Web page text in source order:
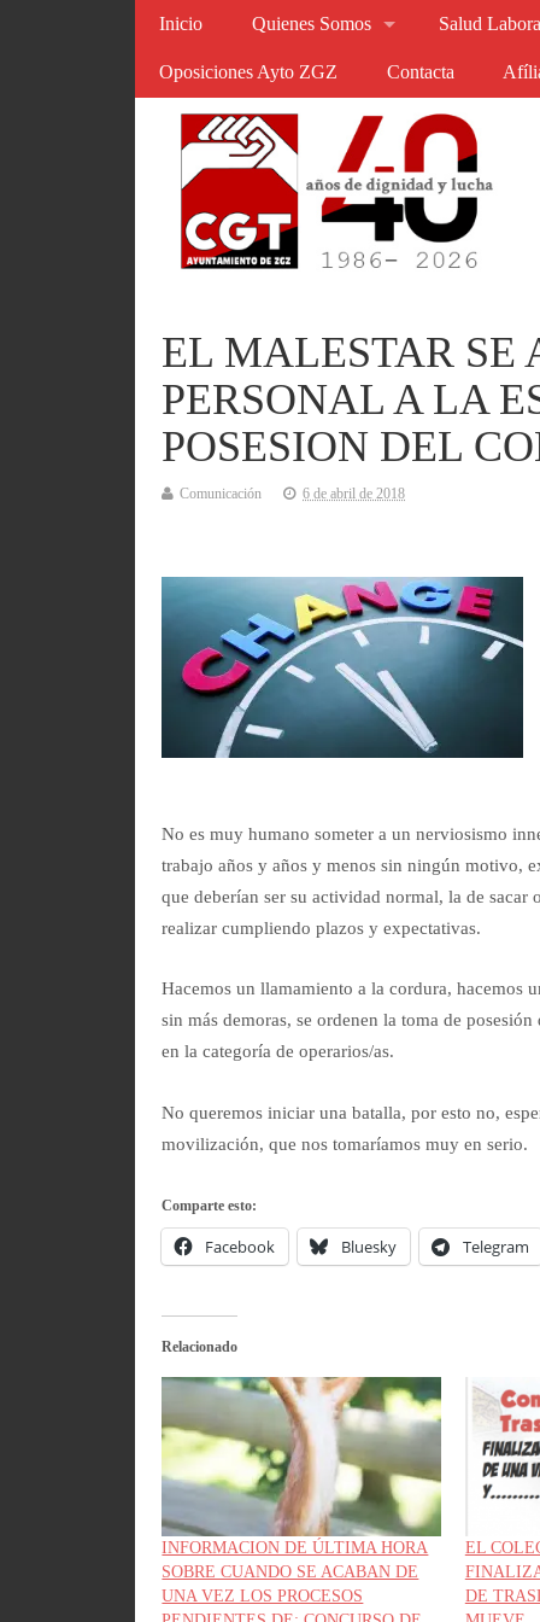
Inicio Quienes Somos Salud
Oposiciones Ayto ZGZ Contacta
EL MALESTAR SE
PERSONAL A LA
POSESION DEL
Comunicación 6 de abril de 2018
No es muy humano someter a un nerviosismo
trabajo años y años y menos sin ningún motivo,
que deberían ser su actividad normal, la de
realizar cumpliendo plazos y expectativas.
Hacemos un llamamiento a la cordura, hacemos
sin más demoras, se ordenen la toma de
en la categoría de operarios/as.
No queremos iniciar una batalla, por esto no,
movilización, que nos tomaríamos muy en serio.
Comparte esto:
Facebook Bluesky Telegram
Relacionado
INFORMACION DE ÚLTIMA HORA
SOBRE CUANDO SE ACABAN DE
UNA VEZ LOS PROCESOS
EL
DE